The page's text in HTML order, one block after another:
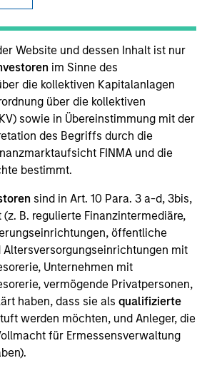
Website und dessen Inhalt ist nur
im Sinne des
die kollektiven Kapitalanlagen
über die kollektiven
sowie in Übereinstimmung mit der
des Begriffs durch die
FINMA und die
bestimmt.
sind in Art. 10 Para. 3 a-d, 3bis,
(z. B. regulierte Finanzintermediäre,
öffentliche
Altersversorgungseinrichtungen mit
Unternehmen mit
vermögende Privatpersonen,
haben, dass sie alsqualifizierte
werden möchten, und Anleger, die
für Ermessensverwaltung
International Resilience Strategy
of high quality, predominantly
featuring hard-to-replicate
brands, networks and
team uses bottom-up
to invest in high quality companies